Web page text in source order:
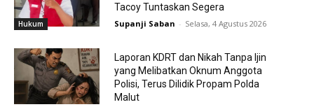
Hukum
Tacoy Tuntaskan Segera
Supanji Saban - Selasa, 4 Agustus 2026
Laporan KDRT dan Nikah Tanpa Ijin
yang Melibatkan Oknum Anggota
Polisi, Terus Dilidik Propam Polda
Malut